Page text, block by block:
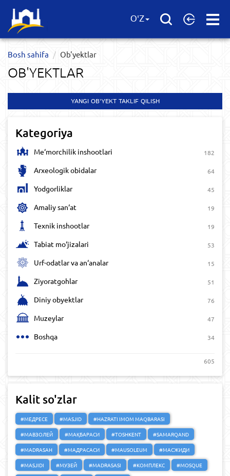
Open
O'Z
Bosh sahifa Ob'yektlar​
OB'YEKTLAR​
YANGI OB'YEKT TAKLIF QILISH
Kategoriya
Me‘morchilik inshootlari 182
Arxeologik obidalar 64
Yodgorliklar 45
Amaliy san‘at 19
Texnik inshootlar 19
Tabiat mo‘jizalari 53
Urf-odatlar va an‘analar 15
Ziyoratgohlar 51
Diniy obyektlar 76
Muzeylar 47
Boshqa 34
605
Kalit so'zlar
#МЕДРЕСЕ #MASJID
#HAZRATI IMOM MAQBARASI
#МАВЗОЛЕЙ
#МАҚБАРАСИ #TOSHKENT
#SAMARQAND
#MADRASAH
#МАДРАСАСИ #MAUSOLEUM
#МАСЖИДИ
#MASJIDI
#МУЗЕЙ #MADRASASI #КОМПЛЕКС
#MOSQUE